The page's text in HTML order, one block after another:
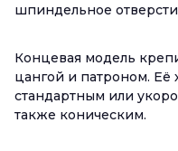
шпиндельное
Концевая модель
цангой и патроном. Её
стандартным или
также коническим.